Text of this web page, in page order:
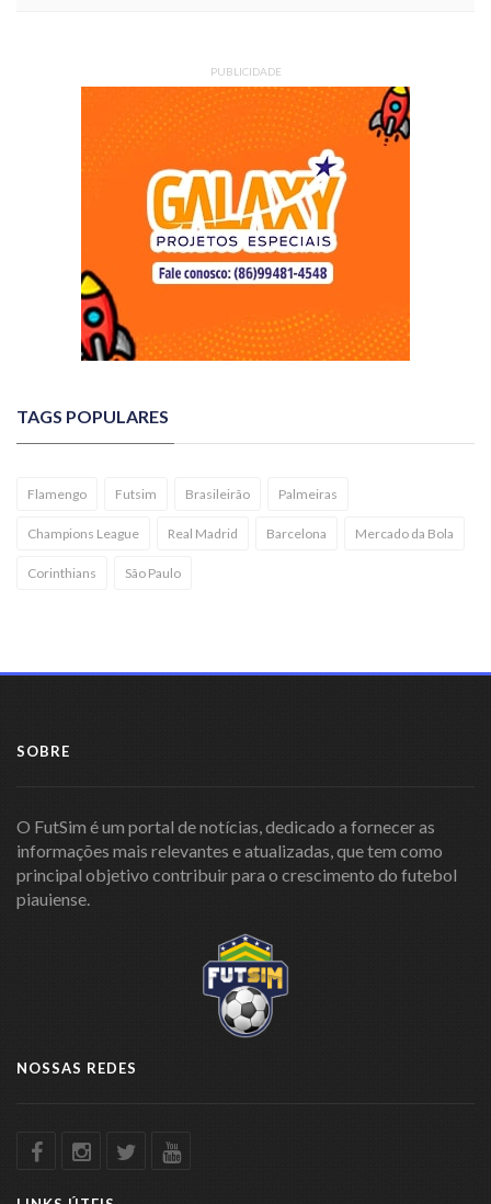
PUBLICIDADE
TAGS POPULARES
Flamengo Futsim Brasileirão Palmeiras
Champions League Real Madrid Barcelona Mercado da Bola
Corinthians São Paulo
SOBRE
O FutSim é um portal de notícias, dedicado a fornecer as
informações mais relevantes e atualizadas, que tem como
principal objetivo contribuir para o crescimento do futebol
piauiense.
NOSSAS REDES